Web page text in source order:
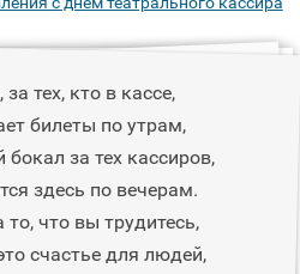
тех, кто в кассе,
билеты по утрам,
за тех кассиров,
здесь по вечерам.
что вы трудитесь,
счастье для людей,